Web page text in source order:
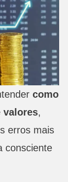
como
valores,
erros mais
consciente